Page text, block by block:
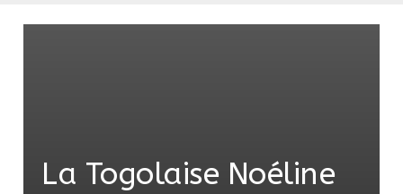
La Togolaise Noéline